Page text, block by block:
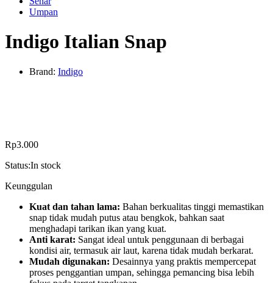
Umpan
Indigo Italian Snap
Brand: Indigo
Rp3.000
Status:In stock
Keunggulan
Kuat dan tahan lama: Bahan berkualitas tinggi memastikan
snap tidak mudah putus atau bengkok, bahkan saat
menghadapi tarikan ikan yang kuat.
Anti karat: Sangat ideal untuk penggunaan di berbagai
kondisi air, termasuk air laut, karena tidak mudah berkarat.
Mudah digunakan: Desainnya yang praktis mempercepat
proses penggantian umpan, sehingga pemancing bisa lebih